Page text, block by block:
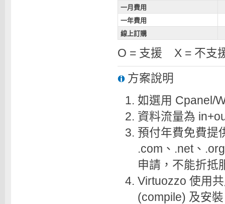
一月費用
一年費用
線上訂購
O = 支援 X = 不支
方案說明
如選用 Cpanel/
資料流量為
預付年費免費提
.com、.net、
申請，不能折抵
Virtuozzo 使用
(compile) 及安